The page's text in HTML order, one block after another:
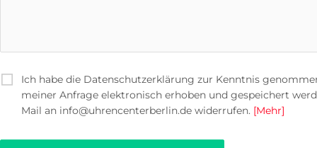
Ich habe die Datenschutzerklärung zur Kenntnis
meiner Anfrage elektronisch erhoben und gespeichert
Mail an info@uhrencenterberlin.de widerrufen. [Mehr]